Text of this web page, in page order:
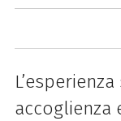
accoglienza